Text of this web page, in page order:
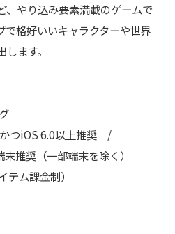
、やり込み要素満載のゲームで
で格好いいキャラクターや世界
ます。
かつiOS 6.0以上推奨 /
推奨（一部端末を除く）
テム課金制）